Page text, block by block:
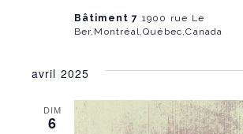
Bâtiment 7 1900 rue Le
Ber,Montréal,Québec,Canada
avril 2025
DIM
6